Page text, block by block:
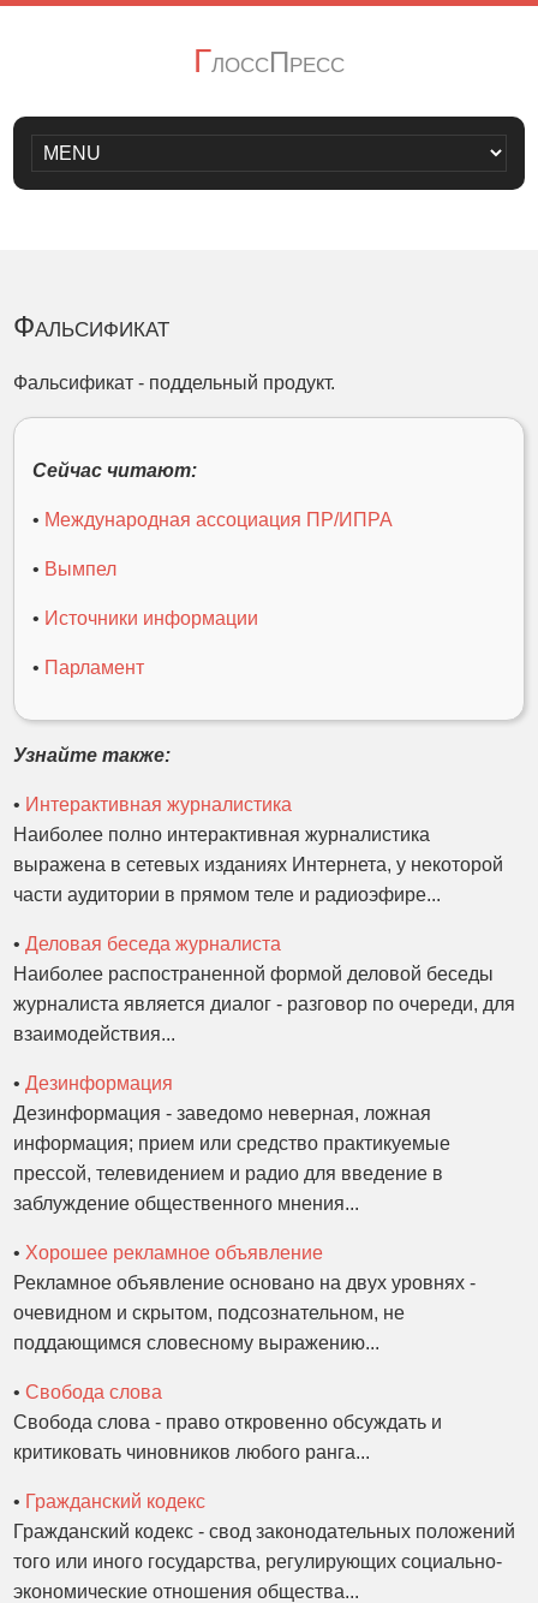
ГлоссПресс
Фальсификат
Фальсификат - поддельный продукт.
Сейчас читают:
• Международная ассоциация ПР/ИПРА
• Вымпел
• Источники информации
• Парламент
Узнайте также:
• Интерактивная журналистика
Наиболее полно интерактивная журналистика
выражена в сетевых изданиях Интернета, у некоторой
части аудитории в прямом теле и радиоэфире...
•Деловая беседа журналиста
Наиболее распостраненной формой деловой беседы
журналиста является диалог - разговор по очереди, для
взаимодействия...
•Дезинформация
Дезинформация - заведомо неверная, ложная
информация; прием или средство практикуемые
прессой, телевидением и радио для введение в
заблуждение общественного мнения...
• Хорошее рекламное объявление
Рекламное объявление основано на двух уровнях -
очевидном и скрытом, подсознательном, не
поддающимся словесному выражению...
•Свобода слова
Свобода слова - право откровенно обсуждать и
критиковать чиновников любого ранга...
• Гражданский кодекс
Гражданский кодекс - свод законодательных положений
того или иного государства, регулирующих социально-
экономические отношения общества...